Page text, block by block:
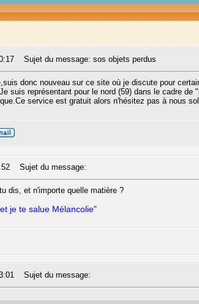
Sujet du message: sos objets perdus
donc nouveau sur ce site où je discute pour
suis représentant pour le nord (59) dans le cadre
service est gratuit alors n'hésitez pas à nous
Sujet du message:
dis, et n'importe quelle matière ?
je te salue Mélancolie"
Sujet du message: